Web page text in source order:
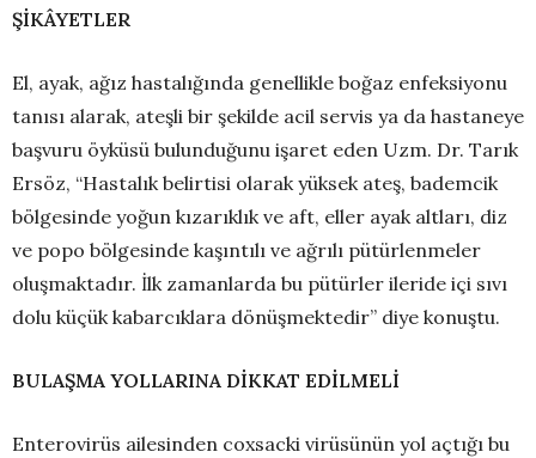
ŞİKÂYETLER
El, ayak, ağız hastalığında genellikle boğaz enfeksiyonu
tanısı alarak, ateşli bir şekilde acil servis ya da hastaneye
başvuru öyküsü bulunduğunu işaret eden Uzm. Dr. Tarık
Ersöz, “Hastalık belirtisi olarak yüksek ateş, bademcik
bölgesinde yoğun kızarıklık ve aft, eller ayak altları, diz
ve popo bölgesinde kaşıntılı ve ağrılı pütürlenmeler
oluşmaktadır. İlk zamanlarda bu pütürler ileride içi sıvı
dolu küçük kabarcıklara dönüşmektedir” diye konuştu.
BULAŞMA YOLLARINA DİKKAT EDİLMELİ
Enterovirüs ailesinden coxsacki virüsünün yol açtığı bu